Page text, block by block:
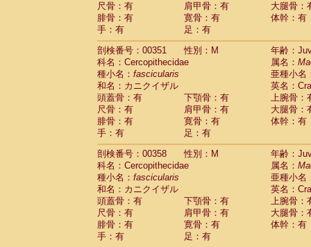
尺骨：有
肩甲骨：有
大腿骨：
腓骨：有
寛骨：有
体幹：有
手：有
足：有
剖検番号：00351
性別：M
年齢：
科名：Cercopithecidae
属名：
種小名： fascicularis
亜種小名
和名：カニクイザル
英名：
頭蓋骨：有
下顎骨：有
上腕骨：
尺骨：有
肩甲骨：有
大腿骨：
腓骨：有
寛骨：有
体幹：有
手：有
足：有
剖検番号：00358
性別：M
年齢：
科名：Cercopithecidae
属名：
種小名： fascicularis
亜種小名
和名：カニクイザル
英名：
頭蓋骨：有
下顎骨：有
上腕骨：
尺骨：有
肩甲骨：有
大腿骨：
腓骨：有
寛骨：有
体幹：有
手：有
足：有